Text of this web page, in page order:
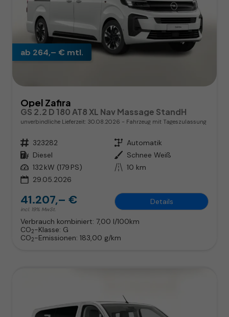
ab 264,– € mtl.
Opel Zafira
GS 2.2 D 180 AT8 XL Nav Massage StandH
unverbindliche Lieferzeit: 30.08.2026 Fahrzeug mit Tageszulassung
Fahrzeugnr. 323282 Getriebe Automatik
Kraftstoff Diesel Außenfarbe Schnee Weiß
Leistung 132 kW (179 PS) Kilometerstand 10 km
29.05.2026
41.207,– €
incl. 19% MwSt.
Details
Verbrauch kombiniert: 7,00 l/100km
CO2-Klasse: G
CO2-Emissionen: 183,00 g/km